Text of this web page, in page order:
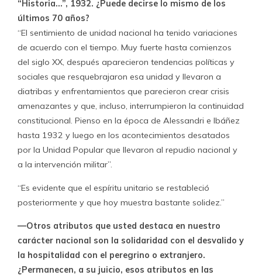
“Historia…”, 1932. ¿Puede decirse lo mismo de los
últimos 70 años?
“El sentimiento de unidad nacional ha tenido variaciones
de acuerdo con el tiempo. Muy fuerte hasta comienzos
del siglo XX, después aparecieron tendencias políticas y
sociales que resquebrajaron esa unidad y llevaron a
diatribas y enfrentamientos que parecieron crear crisis
amenazantes y que, incluso, interrumpieron la continuidad
constitucional. Pienso en la época de Alessandri e Ibáñez
hasta 1932 y luego en los acontecimientos desatados
por la Unidad Popular que llevaron al repudio nacional y
a la intervención militar”.
“Es evidente que el espíritu unitario se restableció
posteriormente y que hoy muestra bastante solidez.”
—Otros atributos que usted destaca en nuestro
carácter nacional son la solidaridad con el desvalido y
la hospitalidad con el peregrino o extranjero.
¿Permanecen, a su juicio, esos atributos en las